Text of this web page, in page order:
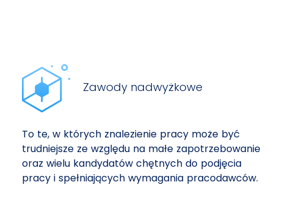
Zawody nadwyżkowe
To te, w których znalezienie pracy może być
trudniejsze ze względu na małe zapotrzebowanie
oraz wielu kandydatów chętnych do podjęcia
pracy i spełniających wymagania pracodawców.